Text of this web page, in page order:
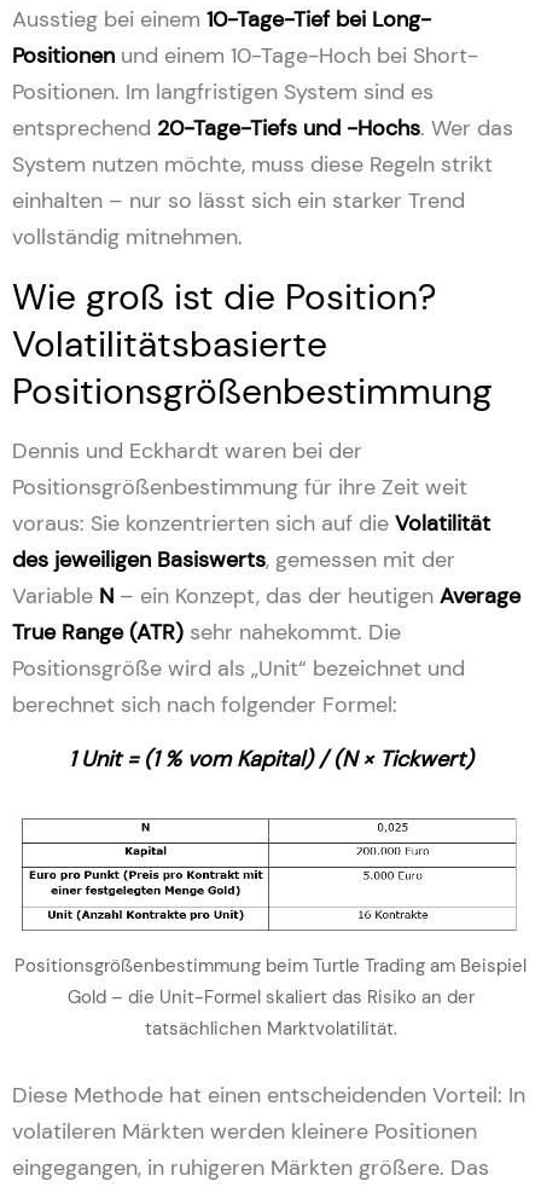
Ausstieg bei einem 10-Tage-Tief bei Long-
Positionen und einem 10-Tage-Hoch bei Short-
Positionen. Im langfristigen System sind es
entsprechend 20-Tage-Tiefs und -Hochs. Wer das
System nutzen möchte, muss diese Regeln strikt
einhalten – nur so lässt sich ein starker Trend
vollständig mitnehmen.
Wie groß ist die Position?
Volatilitätsbasierte
Positionsgrößenbestimmung
Dennis und Eckhardt waren bei der
Positionsgrößenbestimmung für ihre Zeit weit
voraus: Sie konzentrierten sich auf die Volatilität
des jeweiligen Basiswerts, gemessen mit der
Variable N – ein Konzept, das der heutigen Average
True Range (ATR) sehr nahekommt. Die
Positionsgröße wird als „Unit“ bezeichnet und
berechnet sich nach folgender Formel:
1 Unit = (1 % vom Kapital) / (N × Tickwert)
Positionsgrößenbestimmung beim Turtle Trading am Beispiel
Gold – die Unit-Formel skaliert das Risiko an der
tatsächlichen Marktvolatilität.
Diese Methode hat einen entscheidenden Vorteil: In
volatileren Märkten werden kleinere Positionen
eingegangen, in ruhigeren Märkten größere. Das